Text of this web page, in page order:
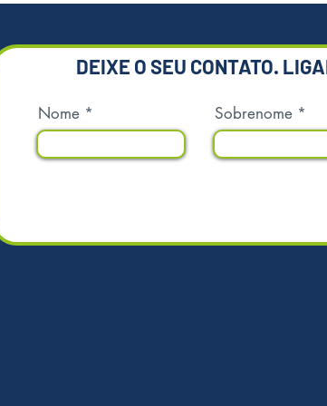
DEIXE O SEU CONTATO.
Nome Sobrenome